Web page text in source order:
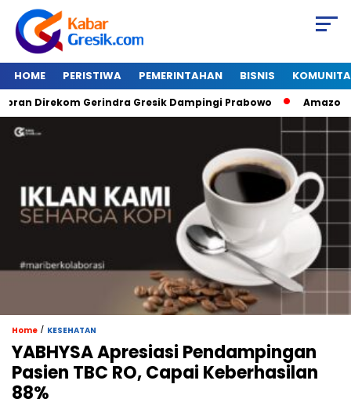
HOME PERISTIWA PEMERINTAHAN BISNIS
Direkom Gerindra Gresik Dampingi Prabowo Amazon Van
Home / KESEHATAN
YABHYSA Apresiasi Pendampingan
Pasien TBC RO, Capai Keberhasilan
88%